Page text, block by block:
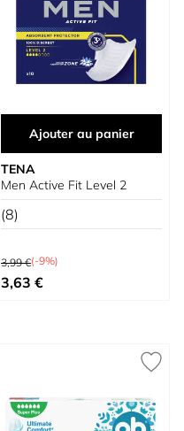
Ajouter au panier
TENA
Men Active Fit Level 2
(8)
Prix normal
3,99 €(-9%)
Prix spécial
3,63 €